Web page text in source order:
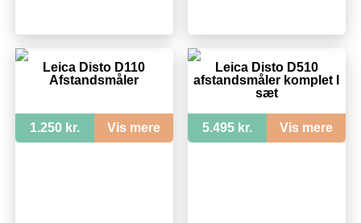
Leica Disto D110
Afstandsmåler
1.250 kr. Vis mere
Leica Disto D510
afstandsmåler komplet I
sæt
5.495 kr. Vis mere